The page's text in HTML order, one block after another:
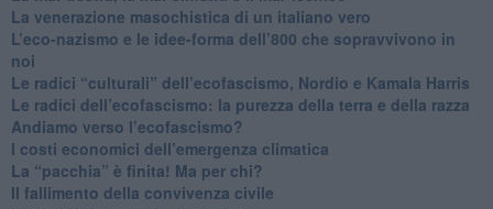
​La venerazione masochistica di un italiano vero
​L’eco-nazismo e le idee-forma dell’800 che sopravvivono in
noi
​Le radici “culturali” dell’ecofascismo, Nordio e Kamala Harris
Le radici dell’ecofascismo: la purezza della terra e della razza
Andiamo verso l’ecofascismo?
I costi economici dell’emergenza climatica
​La “pacchia” è finita! Ma per chi?
​Il fallimento della convivenza civile